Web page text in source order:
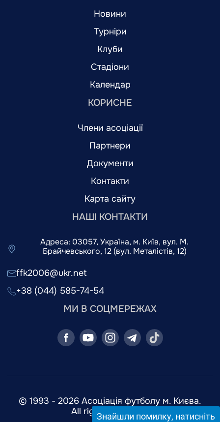
Новини
Турніри
Клуби
Стадіони
Календар
КОРИСНЕ
Члени асоціації
Партнери
Документи
Контакти
Карта сайту
НАШІ КОНТАКТИ
Адреса: 03057, Україна, м. Київ, вул. М.
Брайчевського, 12 (вул. Металістів, 12)
ffk2006@ukr.net
+38 (044) 585-74-54
МИ В СОЦМЕРЕЖАХ
© 1993 - 2026 Асоціація футболу м. Києва.
All rights reserved.
Знайшли помилку, натисніть